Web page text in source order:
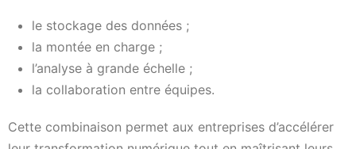
le stockage des données ;
la montée en charge ;
l’analyse à grande échelle ;
la collaboration entre équipes.
Cette combinaison permet aux entreprises d’accélérer